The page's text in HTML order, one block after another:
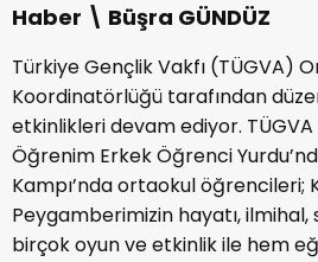
Haber \ Büşra GÜNDÜZ
Türkiye Gençlik Vakfı (TÜGVA)
Koordinatörlüğü tarafından
etkinlikleri devam ediyor.
Öğrenim Erkek Öğrenci
Kampı’nda ortaokul öğrencileri;
Peygamberimizin hayatı,
birçok oyun ve etkinlik ile hem